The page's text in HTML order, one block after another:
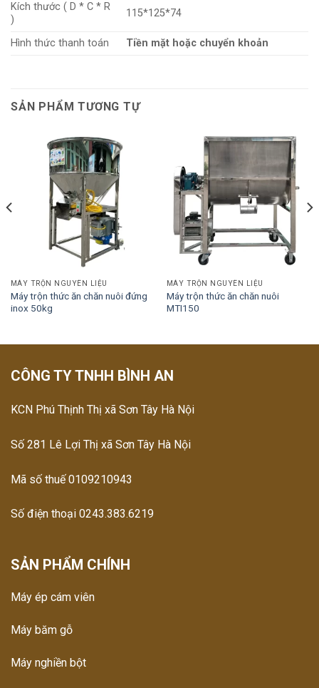
Kích thước ( D * C * R
)
115*125*74
Hình thức thanh toán Tiền mặt hoặc chuyển khoản
SẢN PHẨM TƯƠNG TỰ
MÁY TRỘN NGUYÊN LIỆU
Máy trộn thức ăn chăn nuôi đứng
inox 50kg
MÁY TRỘN NGUYÊN LIỆU
Máy trộn thức ăn chăn nuôi
MTI150
CÔNG TY TNHH BÌNH AN
KCN Phú Thịnh Thị xã Sơn Tây Hà Nội
Số 281 Lê Lợi Thị xã Sơn Tây Hà Nội
Mã số thuế 0109210943
Số điện thoại 0243.383.6219
SẢN PHẨM CHÍNH
Máy ép cám viên
Máy băm gỗ
Máy nghiền bột